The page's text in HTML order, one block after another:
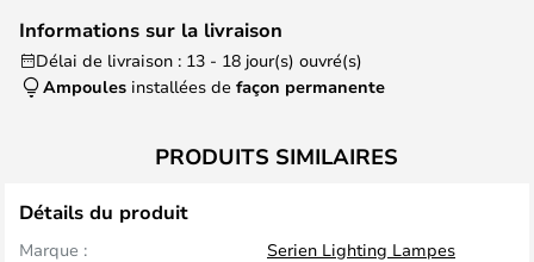
Informations sur la livraison
Délai de livraison : 13 - 18 jour(s) ouvré(s)
Ampoules installées de façon permanente
PRODUITS SIMILAIRES
Détails du produit
Marque :
Serien Lighting Lampes